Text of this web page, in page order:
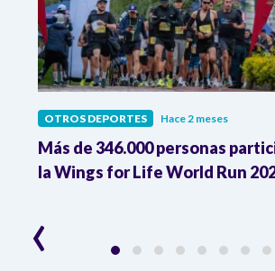
OTROS DEPORTES Hace 2 meses
Más de 346.000 personas
la Wings for Life World Run
‹